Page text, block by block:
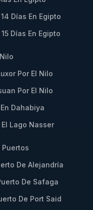
Días En Egipto
Días En Egipto
Por El Nilo
Por El Nilo
Dahabiya
Lago Nasser
Puertos
De Alejandría
De Safaga
De Port Said